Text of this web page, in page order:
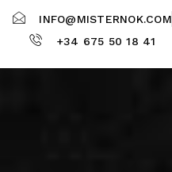
INFO@MISTERNOK.COM
+34 675 50 18 41